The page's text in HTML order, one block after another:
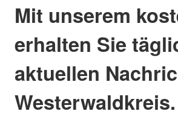
Mit unserem
erhalten Sie
aktuellen
Westerwaldkreis.